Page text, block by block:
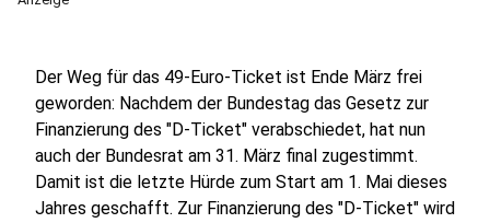
Der Weg für das 49-Euro-Ticket ist Ende März frei
geworden: Nachdem der Bundestag das Gesetz zur
Finanzierung des "D-Ticket" verabschiedet, hat nun
auch der Bundesrat am 31. März final zugestimmt.
Damit ist die letzte Hürde zum Start am 1. Mai dieses
Jahres geschafft. Zur Finanzierung des "D-Ticket" wird